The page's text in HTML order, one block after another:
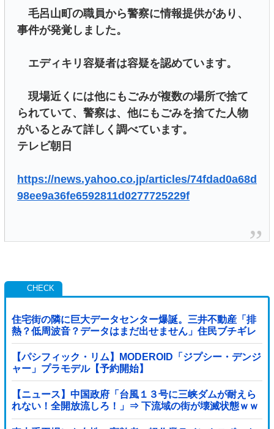
毛呂山町の職員から警察に情報提供があり、
事件が発覚しました。
エディキリ容疑者は容疑を認めています。
現場近くには他にもごみが複数の場所で捨て
られていて、警察は、他にもごみを捨てた人物
がいるとみて詳しく調べています。
テレビ朝日
https://news.yahoo.co.jp/articles/74fdad0a68d
98ee9a36fe6592811d0277725229f
住宅街の隣に巨大データセンター爆誕。三井不動産「排
熱？低周波音？データはまだ出せません」住民ブチギレ
【パシフィック・リム】MODEROID「ジプシー・デンジ
ャー」プラモデル【予約開始】
【ニュース】中国政府「台風１３号に三峡ダムが耐えら
れない！全開放流しろ！」⇒ 下流域の街が壊滅状態ｗｗ
ｗｗｗ